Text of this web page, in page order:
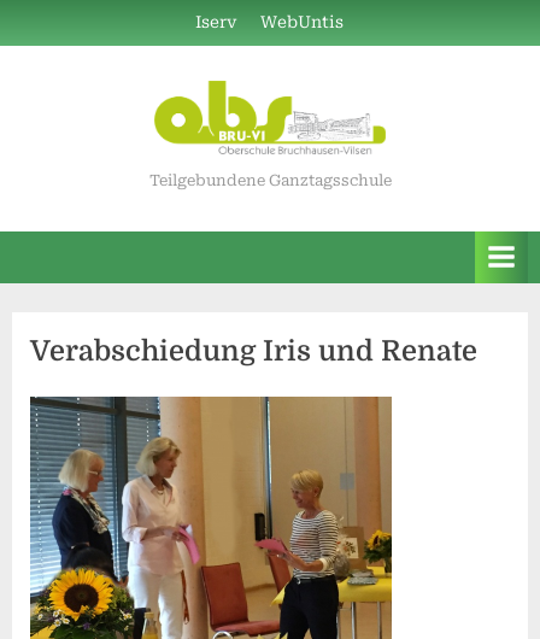
to
Iserv WebUntis
Teilgebundene Ganztagsschule
Verabschiedung Iris und Renate